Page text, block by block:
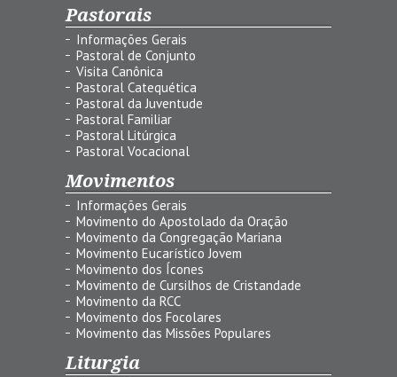
Pastorais
Informações Gerais
Pastoral de Conjunto
Visita Canônica
Pastoral Catequética
Pastoral da Juventude
Pastoral Familiar
Pastoral Litúrgica
Pastoral Vocacional
Movimentos
Informações Gerais
Movimento do Apostolado da Oração
Movimento da Congregação Mariana
Movimento Eucarístico Jovem
Movimento dos Ícones
Movimento de Cursilhos de Cristandade
Movimento da RCC
Movimento dos Focolares
Movimento das Missões Populares
Liturgia